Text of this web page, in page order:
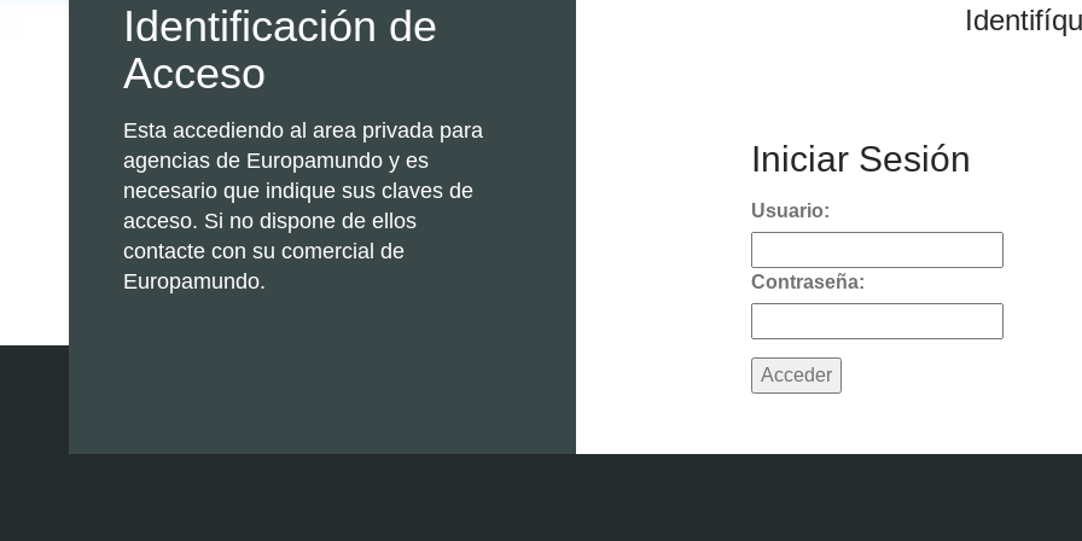
Identificación de
Acceso
Esta accediendo al area privada para
agencias de Europamundo y es
necesario que indique sus claves de
acceso. Si no dispone de ellos
contacte con su comercial de
Europamundo.
Iniciar Sesión
Usuario:
Contraseña: